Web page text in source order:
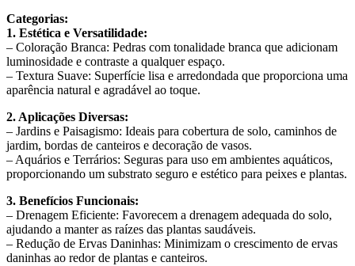
Categorias:
1. Estética e Versatilidade:
– Coloração Branca: Pedras com tonalidade branca que adicionam
luminosidade e contraste a qualquer espaço.
– Textura Suave: Superfície lisa e arredondada que proporciona uma
aparência natural e agradável ao toque.
2. Aplicações Diversas:
– Jardins e Paisagismo: Ideais para cobertura de solo, caminhos de
jardim, bordas de canteiros e decoração de vasos.
– Aquários e Terrários: Seguras para uso em ambientes aquáticos,
proporcionando um substrato seguro e estético para peixes e plantas.
3. Benefícios Funcionais:
– Drenagem Eficiente: Favorecem a drenagem adequada do solo,
ajudando a manter as raízes das plantas saudáveis.
– Redução de Ervas Daninhas: Minimizam o crescimento de ervas
daninhas ao redor de plantas e canteiros.